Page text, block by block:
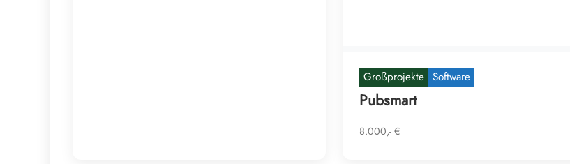
Großprojekte Software
Pubsmart
8.000,- €